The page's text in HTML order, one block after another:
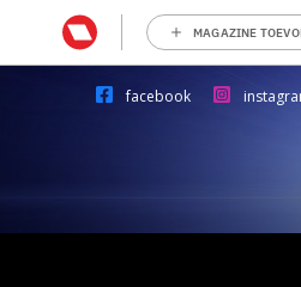
MAGAZINE
facebook